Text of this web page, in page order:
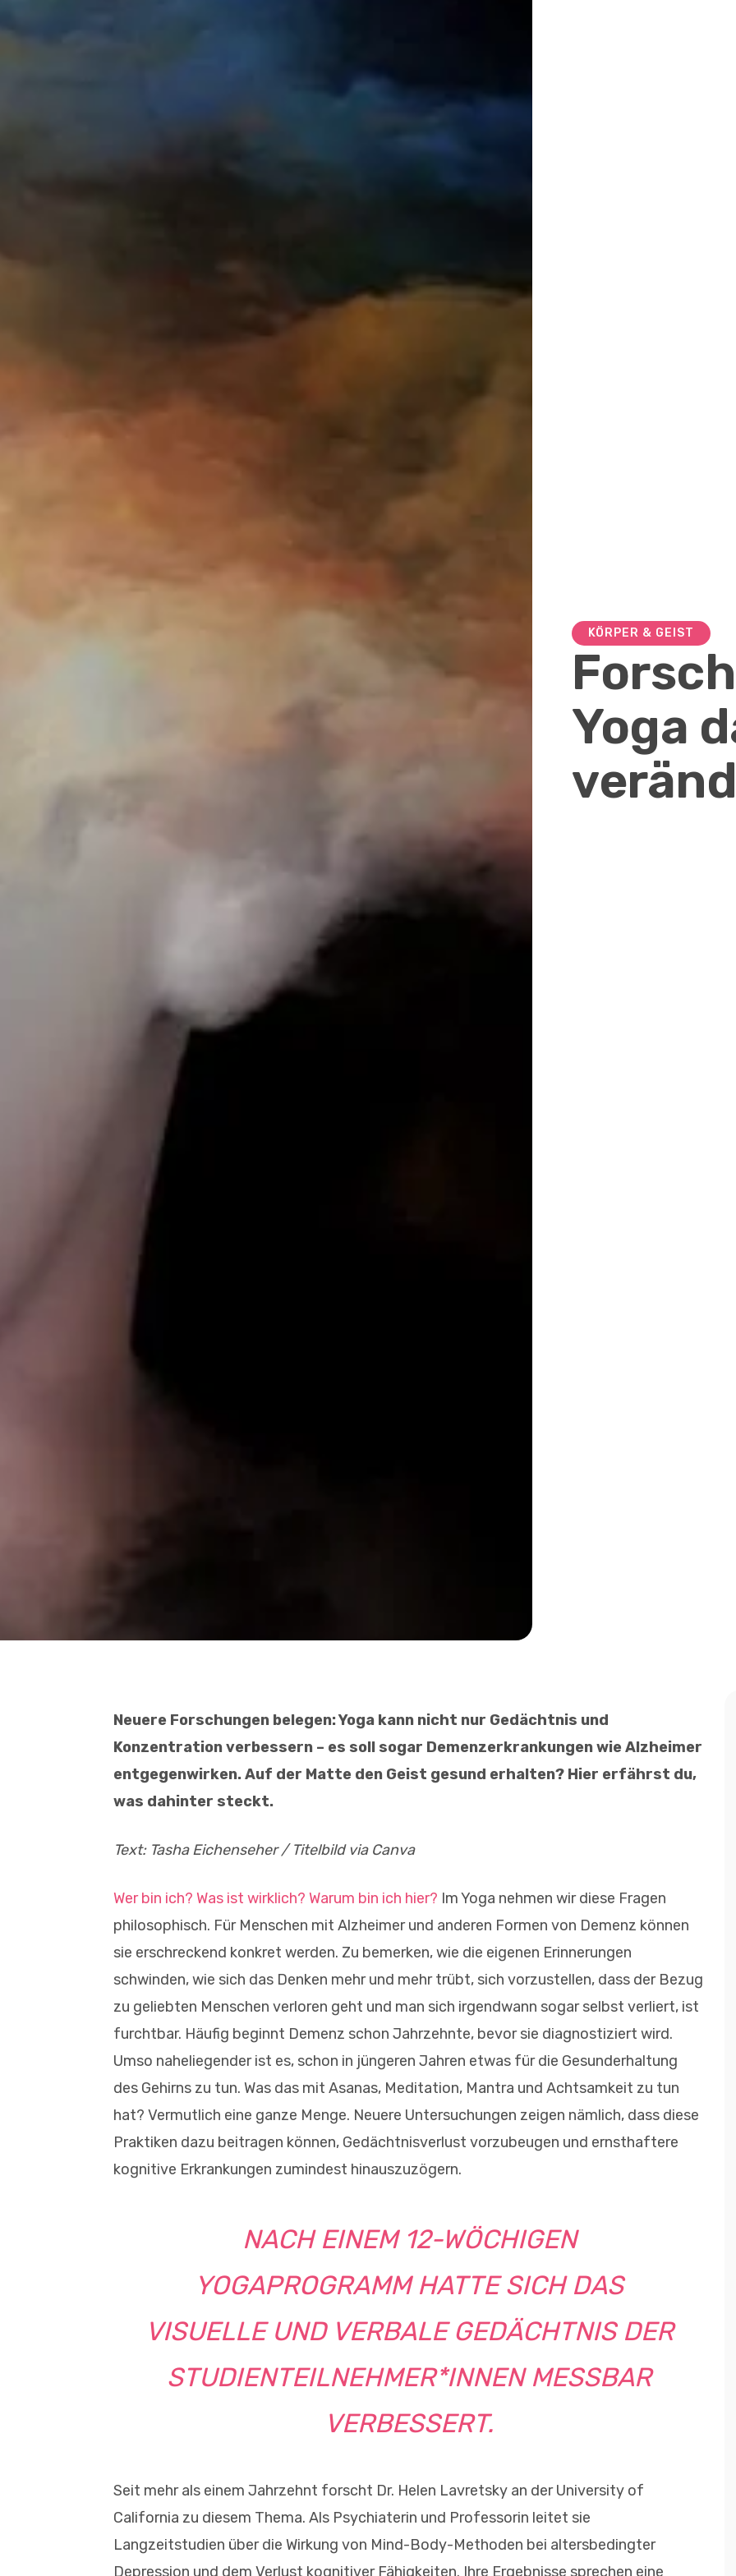
KÖRPER & GEIST
Yoga
Neuere Forschungen belegen: Yoga kann nicht nur Gedächtnis und
Konzentration verbessern – es soll sogar Demenzerkrankungen wie Alzheimer
entgegenwirken. Auf der Matte den Geist gesund erhalten? Hier erfährst du,
was dahinter steckt.
Text: Tasha Eichenseher / Titelbild via Canva
Wer bin ich? Was ist wirklich? Warum bin ich hier? Im Yoga nehmen wir diese Fragen
philosophisch. Für Menschen mit Alzheimer und anderen Formen von Demenz können
sie erschreckend konkret werden. Zu bemerken, wie die eigenen Erinnerungen
schwinden, wie sich das Denken mehr und mehr trübt, sich vorzustellen, dass der Bezug
zu geliebten Menschen verloren geht und man sich irgendwann sogar selbst verliert, ist
furchtbar. Häufig beginnt Demenz schon Jahrzehnte, bevor sie diagnostiziert wird.
Umso naheliegender ist es, schon in jüngeren Jahren etwas für die Gesunderhaltung
des Gehirns zu tun. Was das mit Asanas, Meditation, Mantra und Achtsamkeit zu tun
hat? Vermutlich eine ganze Menge. Neuere Untersuchungen zeigen nämlich, dass diese
Praktiken dazu beitragen können, Gedächtnisverlust vorzubeugen und ernsthaftere
kognitive Erkrankungen zumindest hinauszuzögern.
NACH EINEM 12-WÖCHIGEN
YOGAPROGRAMM HATTE SICH DAS
VISUELLE UND VERBALE GEDÄCHTNIS DER
STUDIENTEILNEHMER*INNEN MESSBAR
VERBESSERT.
Seit mehr als einem Jahrzehnt forscht Dr. Helen Lavretsky an der University of
California zu diesem Thema. Als Psychiaterin und Professorin leitet sie
Langzeitstudien über die Wirkung von Mind-Body-Methoden bei altersbedingter
Depression und dem Verlust kognitiver Fähigkeiten. Ihre Ergebnisse sprechen eine